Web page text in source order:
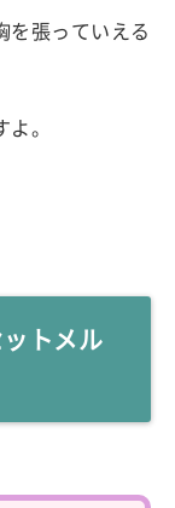
を張っていえる
。
トメル